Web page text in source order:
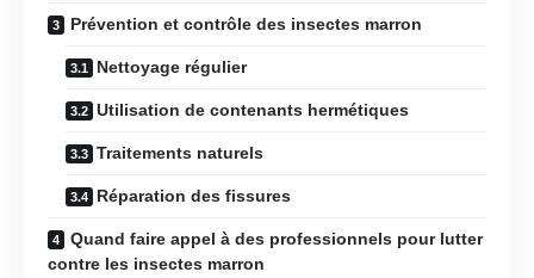
Prévention et contrôle des insectes marron
Nettoyage régulier
Utilisation de contenants hermétiques
Traitements naturels
Réparation des fissures
Quand faire appel à des professionnels pour lutter
contre les insectes marron